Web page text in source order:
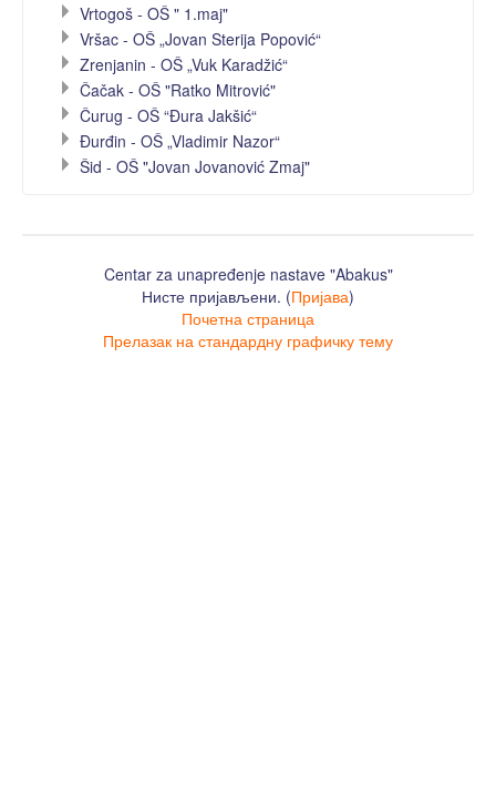
Vrtogoš - OŠ " 1.maj"
Vršac - OŠ „Jovan Sterija Popović“
Zrenjanin - OŠ „Vuk Karadžić“
Čačak - OŠ "Ratko Mitrović"
Čurug - OŠ “Đura Jakšić“
Đurđin - OŠ „Vladimir Nazor“
Šid - OŠ "Jovan Jovanović Zmaj"
Centar za unapređenje nastave "Abakus"
Нисте пријављени. (Пријава)
Почетна страница
Прелазак на стандардну графичку тему